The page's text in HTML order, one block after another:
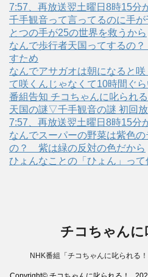
7:57、再放送翌土曜日8時15分
千手観音って言ってるのに手
とつの手が25の世界を救うから
なんで歩行者天国ってするの
すため
なんでアサガオは朝になると
て咲くんじゃなくて10時間ぐ
番組告知 チコちゃんに叱られ
天国の謎▽千手観音の謎 初回
7:57、再放送翌土曜日8時15分
なんでスーパーの野菜は紫色
の？ 紫は緑の反対の色だから
ひょんなことの「ひょん」っ
チコちゃんに
NHK番組「チコちゃんに叱られる